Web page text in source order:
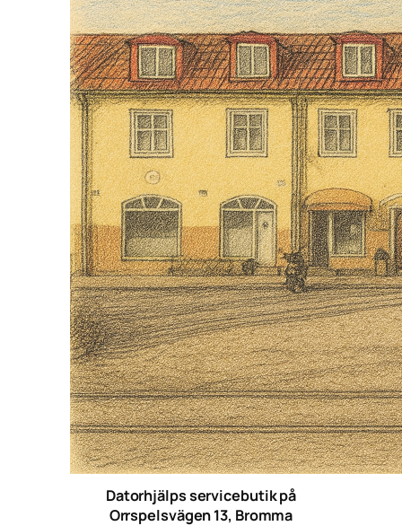
Datorhjälps servicebutik på
Orrspelsvägen 13, Bromma